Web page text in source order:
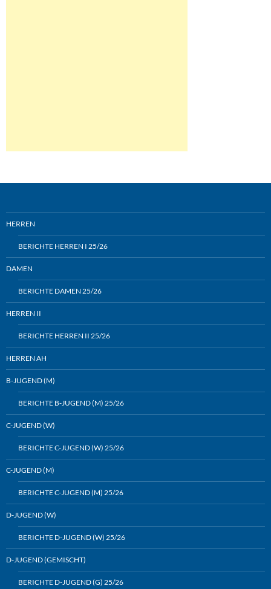
HERREN
BERICHTE HERREN I 25/26
DAMEN
BERICHTE DAMEN 25/26
HERREN II
BERICHTE HERREN II 25/26
HERREN AH
B-JUGEND (M)
BERICHTE B-JUGEND (M) 25/26
C-JUGEND (W)
BERICHTE C-JUGEND (W) 25/26
C-JUGEND (M)
BERICHTE C-JUGEND (M) 25/26
D-JUGEND (W)
BERICHTE D-JUGEND (W) 25/26
D-JUGEND (GEMISCHT)
BERICHTE D-JUGEND (G) 25/26